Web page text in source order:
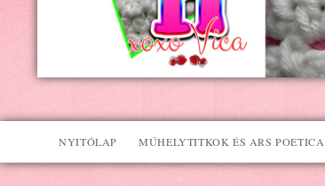
NYITÓLAP MŰHELYTITKOK ÉS ARS POETICA